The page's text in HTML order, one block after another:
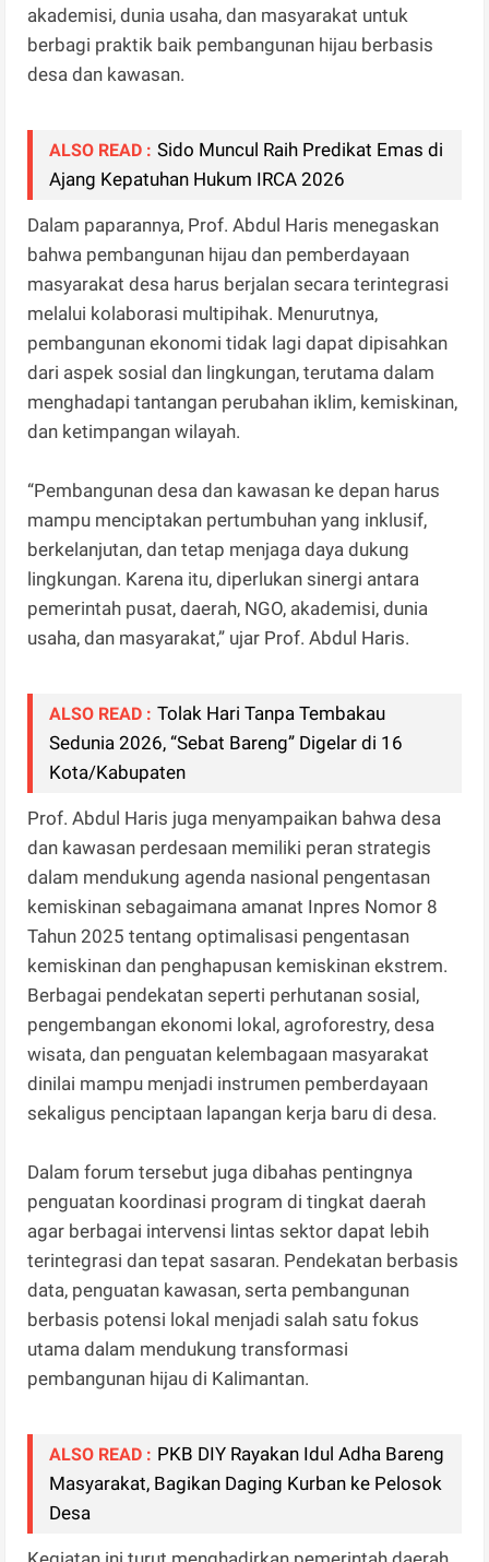
akademisi, dunia usaha, dan masyarakat untuk
berbagi praktik baik pembangunan hijau berbasis
desa dan kawasan.
ALSO READ : Sido Muncul Raih Predikat Emas di
Ajang Kepatuhan Hukum IRCA 2026
Dalam paparannya, Prof. Abdul Haris menegaskan
bahwa pembangunan hijau dan pemberdayaan
masyarakat desa harus berjalan secara terintegrasi
melalui kolaborasi multipihak. Menurutnya,
pembangunan ekonomi tidak lagi dapat dipisahkan
dari aspek sosial dan lingkungan, terutama dalam
menghadapi tantangan perubahan iklim, kemiskinan,
dan ketimpangan wilayah.
“Pembangunan desa dan kawasan ke depan harus
mampu menciptakan pertumbuhan yang inklusif,
berkelanjutan, dan tetap menjaga daya dukung
lingkungan. Karena itu, diperlukan sinergi antara
pemerintah pusat, daerah, NGO, akademisi, dunia
usaha, dan masyarakat,” ujar Prof. Abdul Haris.
ALSO READ : Tolak Hari Tanpa Tembakau
Sedunia 2026, “Sebat Bareng” Digelar di 16
Kota/Kabupaten
Prof. Abdul Haris juga menyampaikan bahwa desa
dan kawasan perdesaan memiliki peran strategis
dalam mendukung agenda nasional pengentasan
kemiskinan sebagaimana amanat Inpres Nomor 8
Tahun 2025 tentang optimalisasi pengentasan
kemiskinan dan penghapusan kemiskinan ekstrem.
Berbagai pendekatan seperti perhutanan sosial,
pengembangan ekonomi lokal, agroforestry, desa
wisata, dan penguatan kelembagaan masyarakat
dinilai mampu menjadi instrumen pemberdayaan
sekaligus penciptaan lapangan kerja baru di desa.
Dalam forum tersebut juga dibahas pentingnya
penguatan koordinasi program di tingkat daerah
agar berbagai intervensi lintas sektor dapat lebih
terintegrasi dan tepat sasaran. Pendekatan berbasis
data, penguatan kawasan, serta pembangunan
berbasis potensi lokal menjadi salah satu fokus
utama dalam mendukung transformasi
pembangunan hijau di Kalimantan.
ALSO READ : PKB DIY Rayakan Idul Adha Bareng
Masyarakat, Bagikan Daging Kurban ke Pelosok
Desa